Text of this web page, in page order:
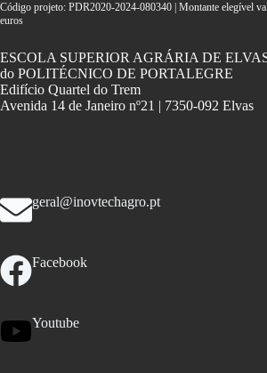
Código projeto: PDR2020-2024-080340 | Montante elegível
euros
ESCOLA SUPERIOR AGRÁRIA DE
do POLITÉCNICO DE PORTALEGRE
Edifício Quartel do Trem
Avenida 14 de Janeiro nº21 | 7350-092 Elvas
geral@inovtechagro.pt
Facebook
Youtube